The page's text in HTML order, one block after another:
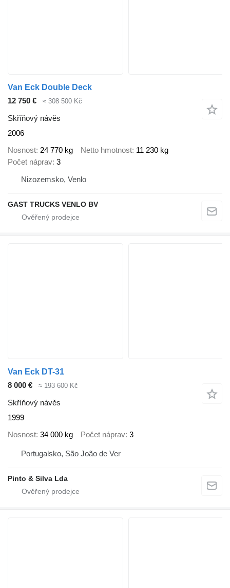
Van Eck Double Deck
12 750 €
≈ 308 500 Kč
Skříňový návěs
2006
Nosnost 24 770 kg Netto hmotnost 11 230 kg
Počet náprav 3
Nizozemsko, Venlo
GAST TRUCKS VENLO BV
Van Eck DT-31
8 000 €
≈ 193 600 Kč
Skříňový návěs
1999
Nosnost 34 000 kg Počet náprav 3
Portugalsko, São João de Ver
Pinto & Silva Lda